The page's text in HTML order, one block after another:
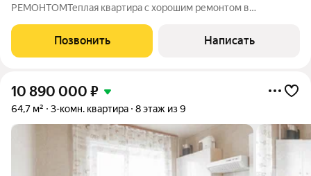
РЕМОНТОМТеплая квартира с хорошим ремонтом в
кондиционер Новая колонка BOSCH Распашенка - окна на две
стороны Не торцевая Раздельный санузел в кафельной
Позвонить Написать
10 890 000 ₽
64,7 м² 3-комн. квартира 8 этаж из 9